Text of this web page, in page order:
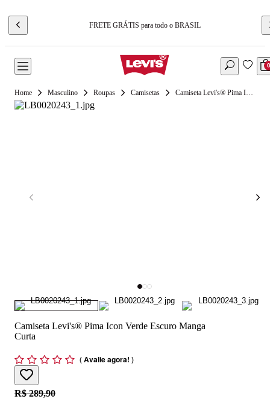
FRETE GRÁTIS para todo o BRASIL
0
Masculino Roupas Camisetas Camiseta Levi's® Pima Icon Verde Escuro Manga Curta
Camiseta Levi's® Pima Icon Verde Escuro Manga
Curta
(Avalie agora! )
Original price:
R$ 289,90